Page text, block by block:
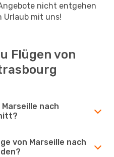
nicht entgehen
Urlaub mit uns!
Flügen von
nach
von Marseille nach